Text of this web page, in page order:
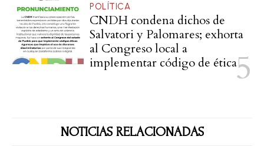
POLÍTICA
CNDH condena dichos de
Salvatori y Palomares; exhorta
al Congreso local a
implementar código de ética
NOTICIAS RELACIONADAS